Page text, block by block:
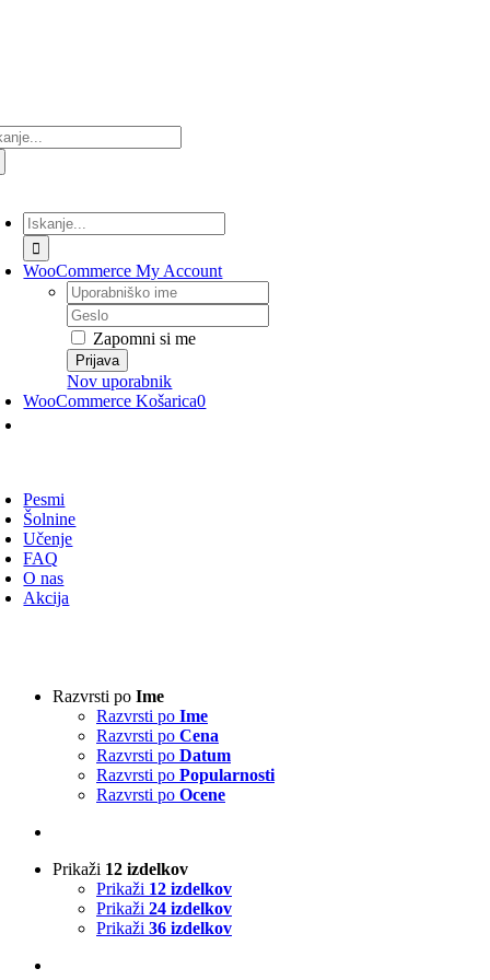
Rezultati
iskanja
za:
WooCommerce My Account
Uporabniško
ime
Geslo
Zapomni si me
Nov uporabnik
WooCommerce Košarica0
Pesmi
Šolnine
Učenje
FAQ
O nas
Akcija
3-vrstna harmonika
4-vrstna harmonika(0)
Klavirska harmonika(1)
Absolut Tirol(0)
Ajda(0)
Akordi(0)
Alfi Nipič(0)
Razvrsti po Ime
Razvrsti po Ime
Razvrsti po Cena
Razvrsti po Datum
Razvrsti po Popularnosti
Razvrsti po Ocene
Prikaži 12 izdelkov
Prikaži 12 izdelkov
Prikaži 24 izdelkov
Prikaži 36 izdelkov